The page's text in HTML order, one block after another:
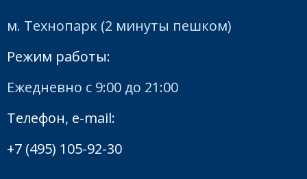
м. Технопарк (2 минуты пешком)
Режим работы:
Ежедневно с 9:00 до 21:00
Телефон, e-mail:
+7 (495) 105-92-30